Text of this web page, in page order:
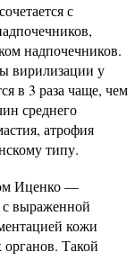
с
надпочечников.
вирилизации у
в 3 раза чаще, чем
среднего
атрофия
типу.
Иценко —
выраженной
кожи
Такой